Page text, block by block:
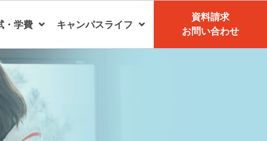
・学費 キャンパスライフ
資料請求
お問い合わせ